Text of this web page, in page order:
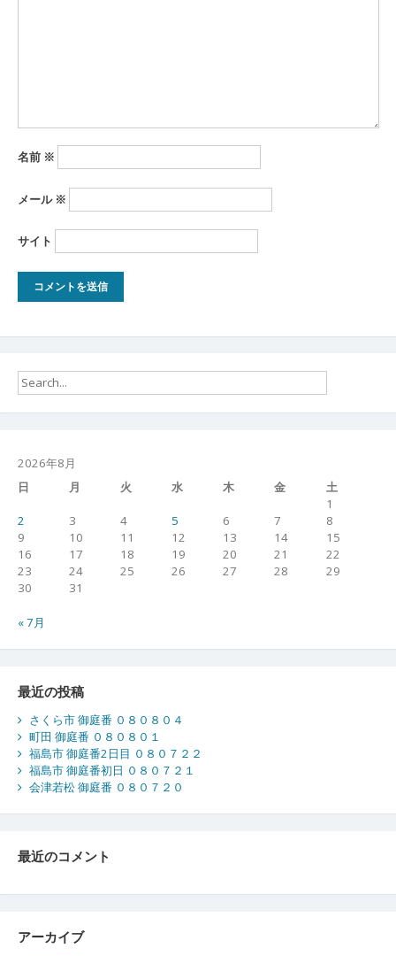
名前 ※
メール ※
サイト
2026年8月
日
月 火 水 木 金
土
1
2
3 4 5 6 7
8
9
10 11 12 13 14
15
16
17 18 19 20 21
22
23
24 25 26 27 28
29
30
31
« 7月
最近の投稿
さくら市 御庭番 ０８０８０４
町田 御庭番 ０８０８０１
福島市 御庭番2日目 ０８０７２２
福島市 御庭番初日 ０８０７２１
会津若松 御庭番 ０８０７２０
最近のコメント
アーカイブ